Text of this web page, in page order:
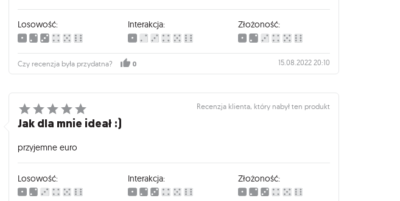
Losowość: Interakcja: Złożoność:
Czy recenzja była przydatna? 0 15.08.2022 20:10
Recenzja klienta, który nabył ten produkt
Jak dla mnie ideał :)
przyjemne euro
Losowość: Interakcja: Złożoność: